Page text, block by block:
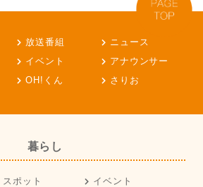
放送番組
ニュース
イベント
アナウンサー
OH!くん さりお
暮らし
スポット
イベント